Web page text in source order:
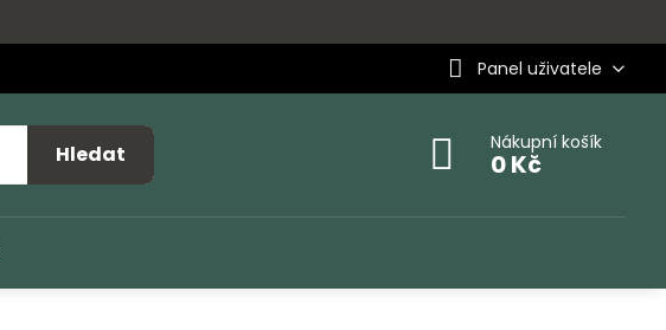
Panel uživatele
Hledat Nákupní košík
0 Kč